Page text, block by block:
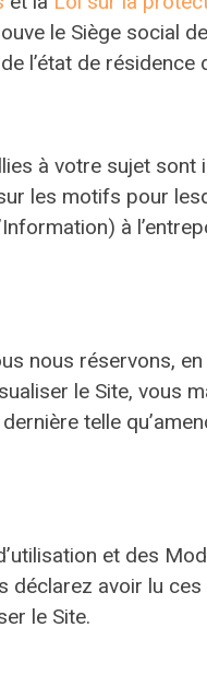
le Siège social
l’état de résidence
à votre sujet
les motifs pour
à
nous réservons,
le Site, vous
telle
et des
déclarez avoir lu
le Site.